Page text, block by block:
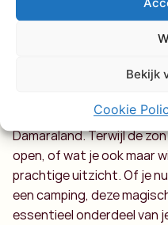
Bekijk
Cookie
perfecte
continent, maar er is
Damaraland. Terwijl de
open, of wat je ook maar
prachtige uitzicht. Of je
een camping, deze
essentieel onderdeel van